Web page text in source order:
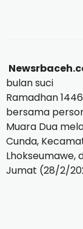
bulan suci
Ramadhan
bersama
Muara Dua
Cunda,
Lhokseumawe,
Jumat (28/2/